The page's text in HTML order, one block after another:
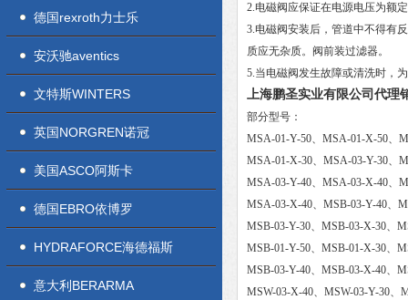
德国rexroth力士乐
安沃驰aventics
文特斯WINTERS
英国NORGREN诺冠
美国ASCO阿斯卡
德国EBRO依博罗
HYDRAFORCE海德福斯
意大利BERARMA
2.电磁阀应保证在电源电压为额
3.电磁阀安装后，管道中不得有
质应无杂质。阀前装过滤器。
5.当电磁阀发生故障或清洗时，
上海鹏圣实业有限公司代理
部分型号：
MSA-01-Y-50、MSA-01-X-50、
MSA-01-X-30、MSA-03-Y-30、
MSA-03-Y-40、MSA-03-X-40、
MSA-03-X-40、MSB-03-Y-40、
MSB-03-Y-30、MSB-03-X-30、
MSB-01-Y-50、MSB-01-X-30、
MSB-03-Y-40、MSB-03-X-40、
MSW-03-X-40、MSW-03-Y-30、